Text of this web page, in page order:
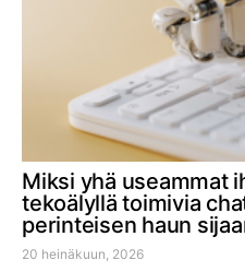
Miksi yhä useammat
tekoälyllä toimivia
perinteisen haun
20 heinäkuun, 2026